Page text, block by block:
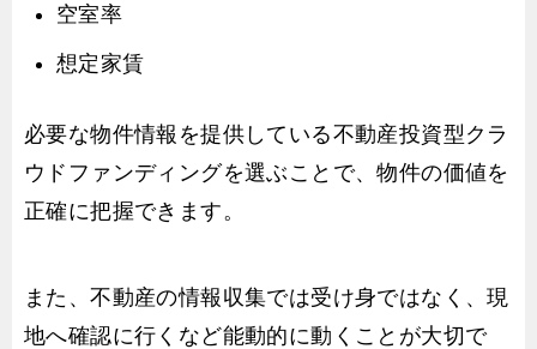
空室率
想定家賃
必要な物件情報を提供している不動産投資型クラ
ウドファンディングを選ぶことで、物件の価値を
正確に把握できます。
また、不動産の情報収集では受け身ではなく、現
地へ確認に行くなど能動的に動くことが大切で